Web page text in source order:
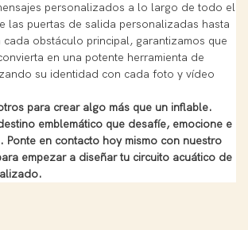
personalizados a lo largo de todo el
las puertas de salida personalizadas hasta
obstáculo principal, garantizamos que
en una potente herramienta de
su identidad con cada foto y vídeo
para crear algo más que un inflable.
emblemático que desafíe, emocione e
Ponte en contacto hoy mismo con nuestro
empezar a diseñar tu circuito acuático de